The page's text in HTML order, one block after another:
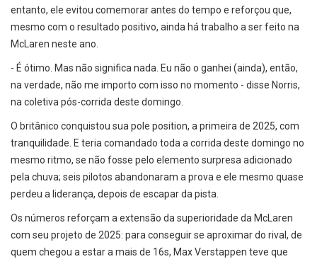
entanto, ele evitou comemorar antes do tempo e reforçou que,
mesmo com o resultado positivo, ainda há trabalho a ser feito na
McLaren neste ano.
- É ótimo. Mas não significa nada. Eu não o ganhei (ainda), então,
na verdade, não me importo com isso no momento - disse Norris,
na coletiva pós-corrida deste domingo.
O britânico conquistou sua pole position, a primeira de 2025, com
tranquilidade. E teria comandado toda a corrida deste domingo no
mesmo ritmo, se não fosse pelo elemento surpresa adicionado
pela chuva; seis pilotos abandonaram a prova e ele mesmo quase
perdeu a liderança, depois de escapar da pista.
Os números reforçam a extensão da superioridade da McLaren
com seu projeto de 2025: para conseguir se aproximar do rival, de
quem chegou a estar a mais de 16s, Max Verstappen teve que